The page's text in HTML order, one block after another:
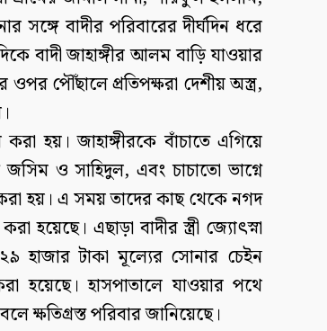
বাদীর পরিবারের দীর্ঘদিন ধরে
বাদী জাহাঙ্গীর আলম বাড়ি যাওয়ার
পৌঁছালে প্রতিপক্ষরা দেশীয় অস্ত্র,
হয়। জাহাঙ্গীরকে বাঁচাতে এগিয়ে
জসিম ও সাহিদুল, এবং চাচাতো ভাগ্নে
হয়। এ সময় তাদের কাছ থেকে নগদ
হয়েছে। এছাড়া বাদীর স্ত্রী জ্যোৎস্না
হাজার টাকা মূল্যের সোনার চেইন
হয়েছে। হাসপাতালে যাওয়ার পথে
ক্ষতিগ্রস্ত পরিবার জানিয়েছে।